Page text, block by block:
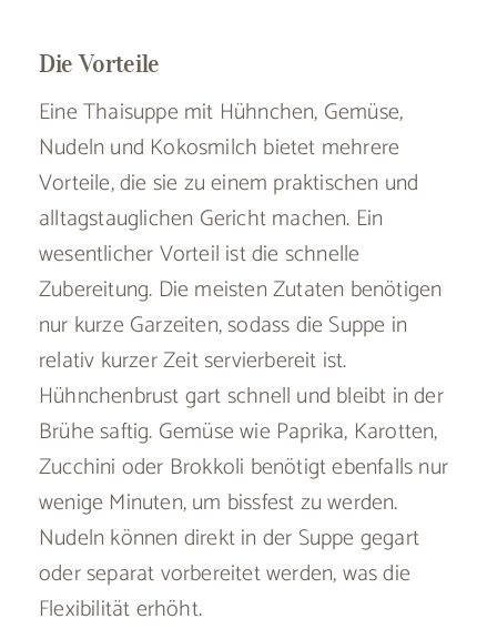
Die Vorteile
Eine Thaisuppe mit Hühnchen, Gemüse,
Nudeln und Kokosmilch bietet mehrere
Vorteile, die sie zu einem praktischen und
alltagstauglichen Gericht machen. Ein
wesentlicher Vorteil ist die schnelle
Zubereitung. Die meisten Zutaten benötigen
nur kurze Garzeiten, sodass die Suppe in
relativ kurzer Zeit servierbereit ist.
Hühnchenbrust gart schnell und bleibt in der
Brühe saftig. Gemüse wie Paprika, Karotten,
Zucchini oder Brokkoli benötigt ebenfalls nur
wenige Minuten, um bissfest zu werden.
Nudeln können direkt in der Suppe gegart
oder separat vorbereitet werden, was die
Flexibilität erhöht.